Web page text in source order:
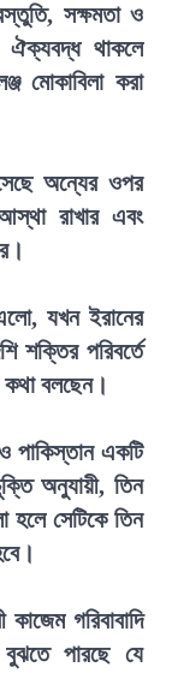
সক্ষমতা ও
ঐক্যবদ্ধ থাকলে
মোকাবিলা করা
অন্যের ওপর
রাখার এবং
যখন ইরানের
শক্তির পরিবর্তে
কথা বলছেন।
পাকিস্তান একটি
অনুযায়ী, তিন
হলে সেটিকে তিন
গরিবাবাদি
পারছে যে